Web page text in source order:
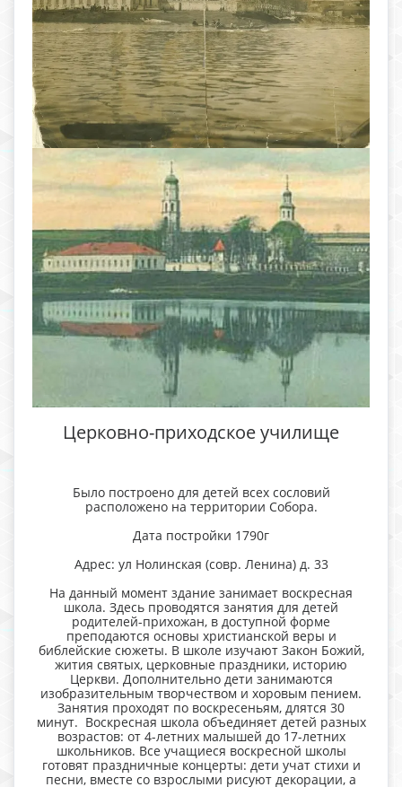
Церковно-приходское училище
Было построено для детей всех сословий
расположено на территории Собора.
Дата постройки 1790г
Адрес: ул Нолинская (совр. Ленина) д. 33
На данный момент здание занимает воскресная
школа. Здесь проводятся занятия для детей
родителей-прихожан, в доступной форме
преподаются основы христианской веры и
библейские сюжеты. В школе изучают Закон Божий,
жития святых, церковные праздники, историю
Церкви. Дополнительно дети занимаются
изобразительным творчеством и хоровым пением.
Занятия проходят по воскресеньям, длятся 30
минут. Воскресная школа объединяет детей разных
возрастов: от 4-летних малышей до 17-летних
школьников. Все учащиеся воскресной школы
готовят праздничные концерты: дети учат стихи и
песни, вместе со взрослыми рисуют декорации, а